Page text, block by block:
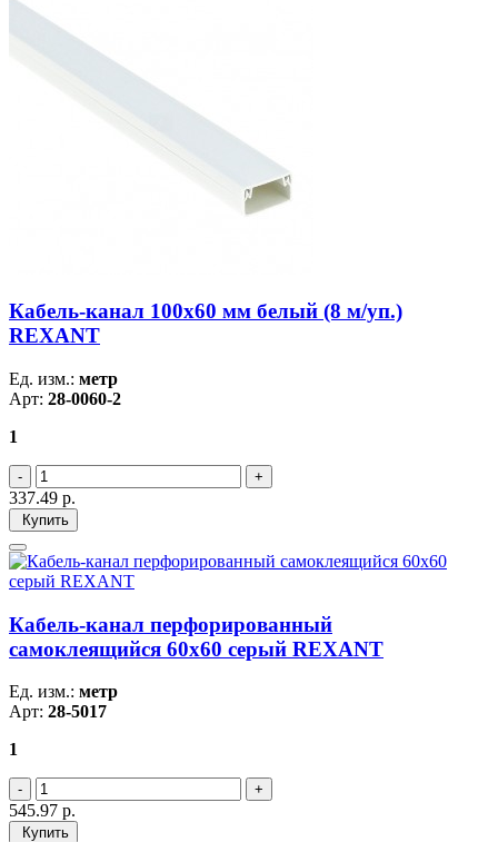
Кабель-канал 100х60 мм белый (8 м/уп.)
REXANT
Ед. изм.: метр
Арт: 28-0060-2
1
337.49 р.
Купить
Кабель-канал перфорированный
самоклеящийся 60х60 серый REXANT
Ед. изм.: метр
Арт: 28-5017
1
545.97 р.
Купить